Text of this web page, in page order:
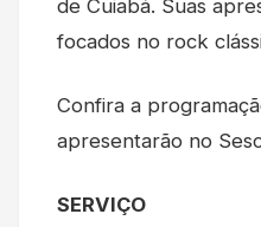
de Cuiabá. Suas
focados no rock
Confira a
apresentarão no
SERVIÇO